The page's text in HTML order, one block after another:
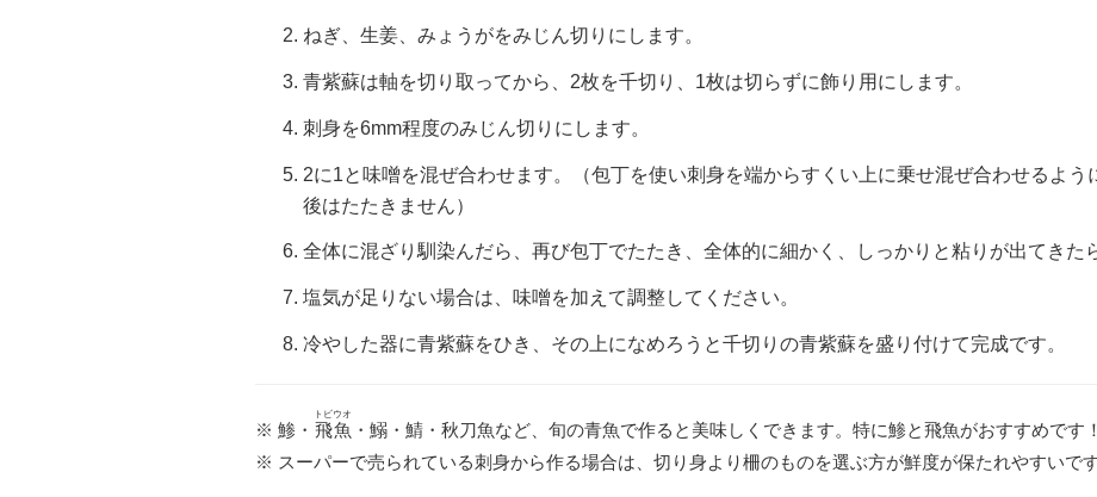
ねぎ、生姜、みょうがをみじん切りにします。
青紫蘇は軸を切り取ってから、2枚を千切り、1枚は切らずに飾り用にします。
刺身を6mm程度のみじん切りにします。
2に1と味噌を混ぜ合わせます。（包丁を使い刺身を端からすくい上に乗せ混ぜ合わせるよ
後はたたきません）
全体に混ざり馴染んだら、再び包丁でたたき、全体的に細かく、しっかりと粘りが出てきた
塩気が足りない場合は、味噌を加えて調整してください。
冷やした器に青紫蘇をひき、その上になめろうと千切りの青紫蘇を盛り付けて完成です。
※ 鯵・ 飛
トビ
魚
ウオ
・鰯・鯖・秋刀魚など、旬の青魚で作ると美味しくできます。特に鯵と飛魚がおすすめです！
※ スーパーで売られている刺身から作る場合は、切り身より柵のものを選ぶ方が鮮度が保たれやすいです